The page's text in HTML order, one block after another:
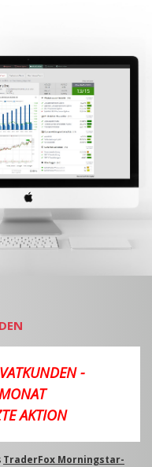
-
AKTION
TraderFox Morningstar-